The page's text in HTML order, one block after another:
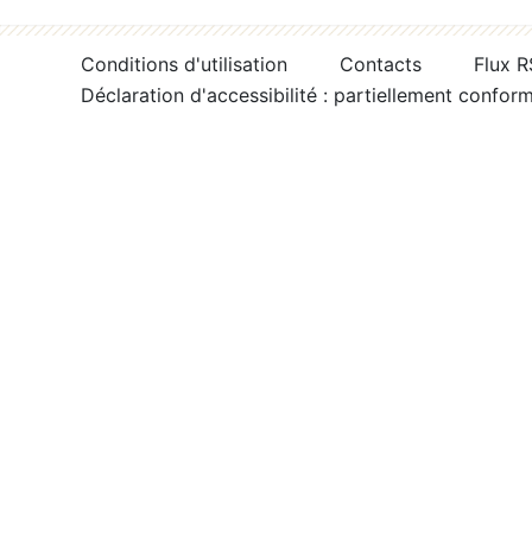
Conditions d'utilisation Contacts
Flux
Déclaration d'accessibilité : partiellement